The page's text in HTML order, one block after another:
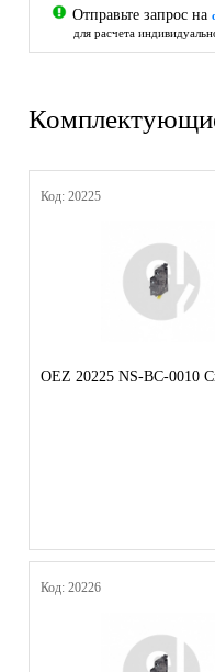
Отправьте запрос на
для расчета
Код: 20225
OEZ 20225 NS-BC-0010
Код: 20226